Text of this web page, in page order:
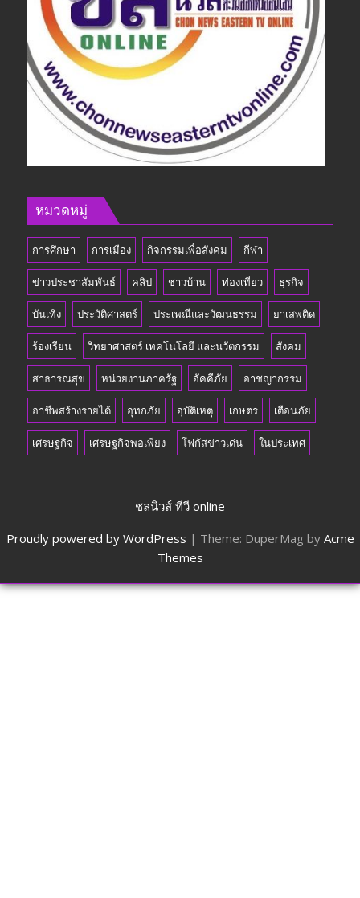
หมวดหมู่
การศึกษา การเมือง กิจกรรมเพื่อสังคม กีฬา
ข่าวประชาสัมพันธ์ คลิป ชาวบ้าน ท่องเที่ยว ธุรกิจ
บันเทิง ประวัติศาสตร์ ประเพณีและวัฒนธรรม ยาเสพติด
ร้องเรียน วิทยาศาสตร์ เทคโนโลยี และนวัตกรรม สังคม
สาธารณสุข หน่วยงานภาครัฐ อัคคีภัย อาชญากรรม
อาชีพสร้างรายได้ อุทกภัย อุบัติเหตุ เกษตร เตือนภัย
เศรษฐกิจ เศรษฐกิจพอเพียง โฟกัสข่าวเด่น ในประเทศ
ชลนิวส์ ทีวี online
Proudly powered by WordPress | Theme: DuperMag by Acme
Themes